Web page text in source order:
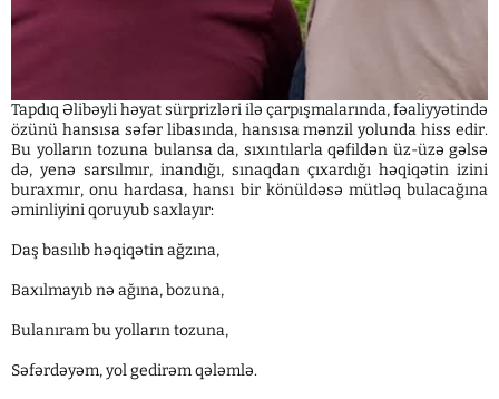
Tapdıq Əlibəyli həyat sürprizləri ilə çarpışmalarında, fəaliyyətində
özünü hansısa səfər libasında, hansısa mənzil yolunda hiss edir.
Bu yolların tozuna bulansa da, sıxıntılarla qəfildən üz-üzə gəlsə
də, yenə sarsılmır, inandığı, sınaqdan çıxardığı həqiqətin izini
buraxmır, onu hardasa, hansı bir könüldəsə mütləq bulacağına
əminliyini qoruyub saxlayır:
Daş basılıb həqiqətin ağzına,
Baxılmayıb nə ağına, bozuna,
Bulanıram bu yolların tozuna,
Səfərdəyəm, yol gedirəm qələmlə.